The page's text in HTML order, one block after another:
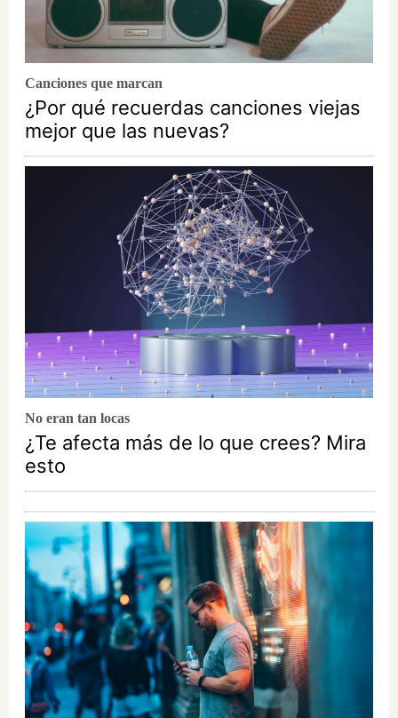
Canciones que marcan
¿Por qué recuerdas canciones viejas
mejor que las nuevas?
No eran tan locas
¿Te afecta más de lo que crees? Mira
esto